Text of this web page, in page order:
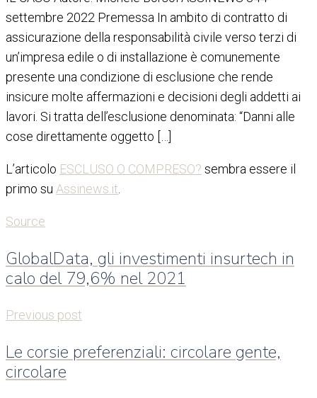
settembre 2022 Premessa In ambito di contratto di
assicurazione della responsabilità civile verso terzi di
un’impresa edile o di installazione è comunemente
presente una condizione di esclusione che rende
insicure molte affermazioni e decisioni degli addetti ai
lavori. Si tratta dell’esclusione denominata: “Danni alle
cose direttamente oggetto […]
L’articolo ESCLUSO O COMPRESO? sembra essere il
primo su Assinews.it
Source
GlobalData, gli investimenti insurtech in
calo del 79,6% nel 2021
Previous post
Le corsie preferenziali: circolare gente,
circolare